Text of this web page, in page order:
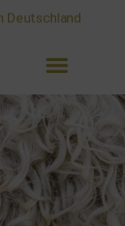
Deutschland